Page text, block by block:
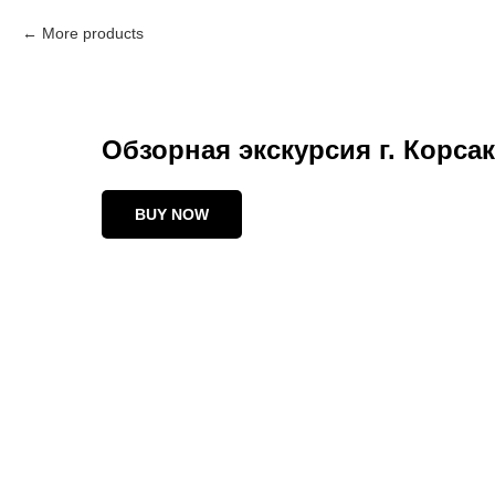
More products
Обзорная экскурсия г.
BUY NOW